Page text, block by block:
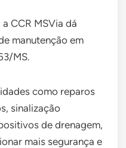
CCR MSVia dá
manutenção em
MS.
como reparos
sinalização
de drenagem,
mais segurança e